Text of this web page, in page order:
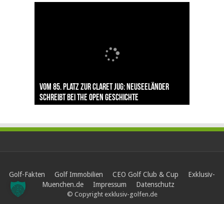
Der neue Trend im Golfurlaub: Warum
Prävention den Abschlag verändert
Luštica Bay baut Montenegros erste Golf-
Community weiter aus
Vom 85. Platz zur Claret Jug: Neuseeländer
schreibt bei The Open Geschichte
Claret Jug: Warum Scottie Scheffler die
berühmteste Golftrophäe zurückgeben muss
traditionsreiche Linksplatz zu den größten
Herausforderungen im Golfsport zählt
Golf-Fakten Golf Immobilien CEO Golf Club & Cup
Exklusiv-
Muenchen.de
Impressum Datenschutz
© Copyright exklusiv-golfen.de